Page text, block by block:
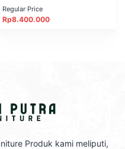
Regular Price
Rp8.400.000
Produk kami meliputi,